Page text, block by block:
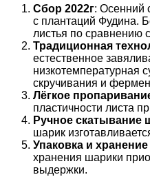
Сбор 2022г: Осенний
с плантаций Фудина.
листья по сравнению
Традиционная
естественное
низкотемпературная
скручивания и
Лёгкое
пластичности листа
Ручное скатывание
шарик
Упаковка и хранение
хранения шарики
выдержки.